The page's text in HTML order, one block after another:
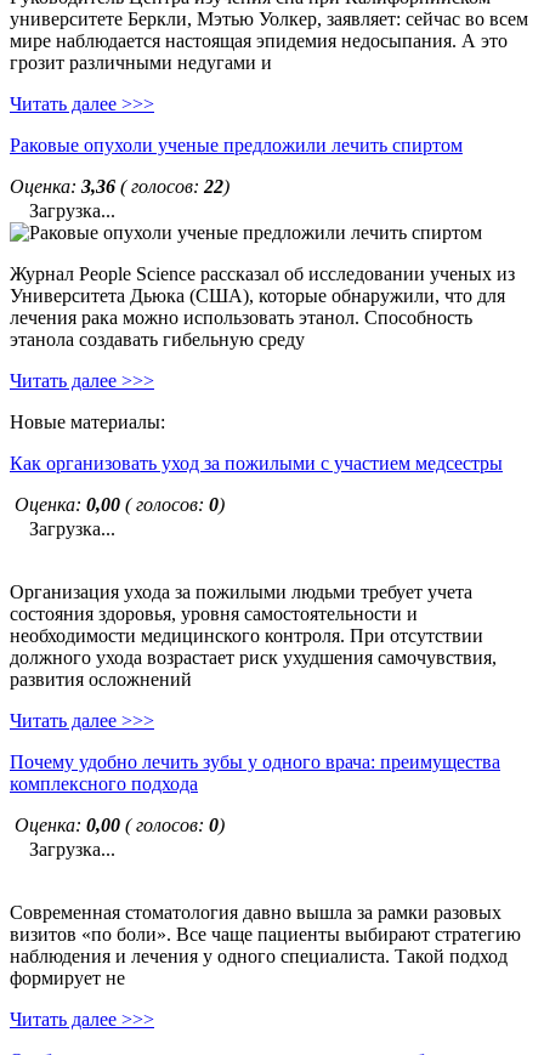
университете Беркли, Мэтью Уолкер, заявляет: сейчас во всем
мире наблюдается настоящая эпидемия недосыпания. А это
грозит различными недугами и
Читать далее >>>
Раковые опухоли ученые предложили лечить спиртом
Оценка: 3,36 ( голосов: 22)
Загрузка...
Журнал People Science рассказал об исследовании ученых из
Университета Дьюка (США), которые обнаружили, что для
лечения рака можно использовать этанол. Способность
этанола создавать гибельную среду
Читать далее >>>
Новые материалы:
Как организовать уход за пожилыми с участием медсестры
Оценка: 0,00 ( голосов: 0)
Загрузка...
Организация ухода за пожилыми людьми требует учета
состояния здоровья, уровня самостоятельности и
необходимости медицинского контроля. При отсутствии
должного ухода возрастает риск ухудшения самочувствия,
развития осложнений
Читать далее >>>
Почему удобно лечить зубы у одного врача: преимущества
комплексного подхода
Оценка: 0,00 ( голосов: 0)
Загрузка...
Современная стоматология давно вышла за рамки разовых
визитов «по боли». Все чаще пациенты выбирают стратегию
наблюдения и лечения у одного специалиста. Такой подход
формирует не
Читать далее >>>